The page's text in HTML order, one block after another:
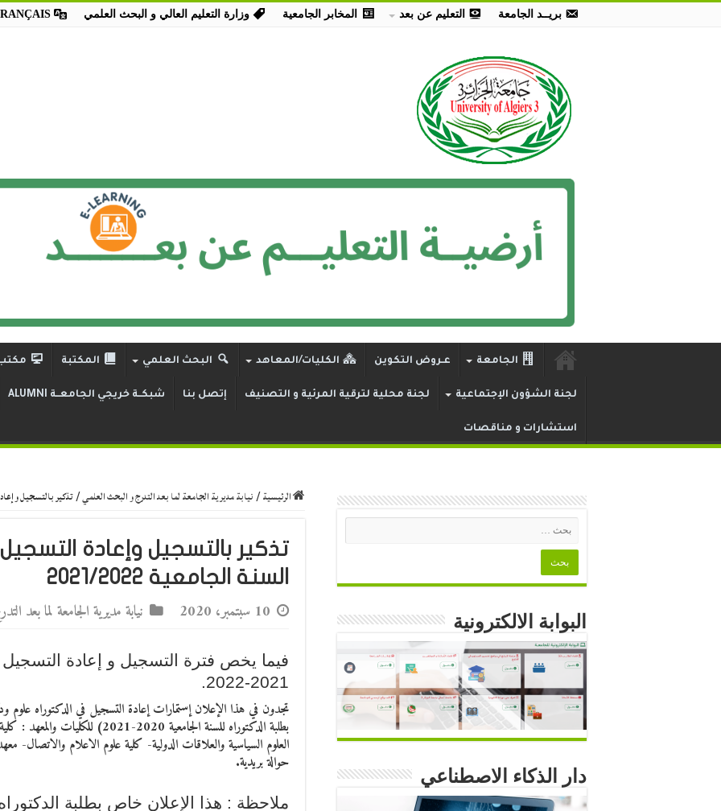
بريــد الجامعة التعليم عن بعد المخابر الجامعية وزارة التعليم العالي و البحث العلمي
الجامعة عـروض التكوين الكليات/المعاهد البحث العلمي المكتبة مكتب
لجنة الشؤون الإجتماعية لجنة محلية لترقية المرئية و التصنيف إتصل بنا شبكــة خريجي الجامعــة ALUMNI
استشارات و مناقصات
الرئيسية/نيابة مديرية الجامعة لما بعد التدرج و البحث العلمي/تذكير بالتسجيل وإعادة
تذكير بالتسجيل وإعادة
السنة الجامعية 2021/2022
10 سبتمبر، 2020 نيابة مديرية الجامعة لما بعد
فيما يخص فترة التسجيل و إعادة التسجيل
2021-2022.
تجدون في هذا الإعلان إستمارات إعادة التسجيل في الدكتوراه
بطلبة الدكتوراه للسنة الجامعية
العلوم السياسية والعلاقات الدولية- كلية علوم الاعلام والاتصال-
حوالة بريدية.
ملاحظة : هذا الإعلان خاص بطلبة
البوابة الالكترونية
دار الذكاء الاصطناعي